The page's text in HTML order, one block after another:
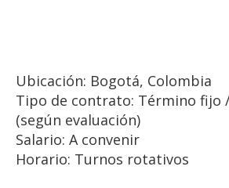
Ubicación: Bogotá, Colombia
Tipo de contrato: Término fijo
(según evaluación)
Salario: A convenir
Horario: Turnos rotativos